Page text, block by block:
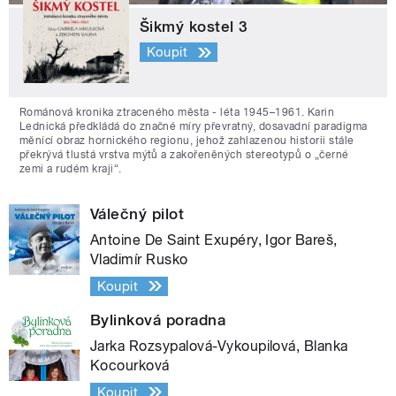
Šikmý kostel 3
Koupit
Románová kronika ztraceného města - léta 1945–1961. Karin
Lednická předkládá do značné míry převratný, dosavadní paradigma
měnící obraz hornického regionu, jehož zahlazenou historii stále
překrývá tlustá vrstva mýtů a zakořeněných stereotypů o „černé
zemi a rudém kraji“.
Válečný pilot
Antoine De Saint Exupéry, Igor Bareš,
Vladimír Rusko
Koupit
Bylinková poradna
Jarka Rozsypalová-Vykoupilová, Blanka
Kocourková
Koupit